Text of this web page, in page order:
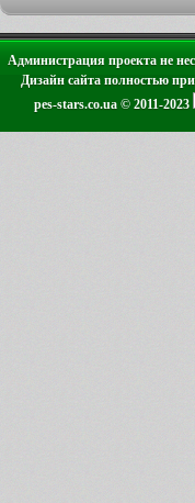
Администрация проекта не
Дизайн сайта полностью
pes-stars.co.ua © 2011-2023